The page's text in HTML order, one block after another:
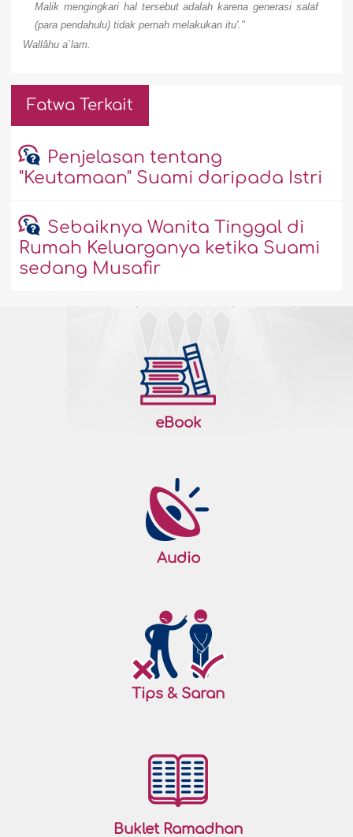
Malik mengingkari hal tersebut adalah karena generasi salaf
(para pendahulu) tidak pernah melakukan itu'."
Wallâhu a`lam.
Fatwa Terkait
Penjelasan tentang
"Keutamaan" Suami daripada Istri
Sebaiknya Wanita Tinggal di
Rumah Keluarganya ketika Suami
sedang Musafir
eBook
Audio
Tips & Saran
Buklet Ramadhan